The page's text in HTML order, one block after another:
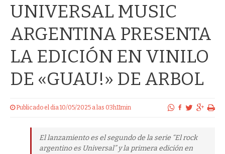
UNIVERSAL MUSIC
ARGENTINA PRESENTA
LA EDICIÓN EN VINILO
DE «GUAU!» DE ARBOL
Publicado el dia 10/05/2025 a las 03h11min
El lanzamiento es el segundo de la serie “El rock
argentino es Universal” y la primera edición en